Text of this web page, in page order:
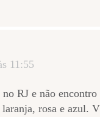
11:55
RJ e não
rosa e azul.